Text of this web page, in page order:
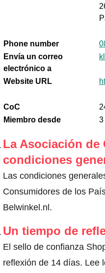
Phone number
Envía un correo
electrónico a
Website URL
CoC
Miembro desde
3
La Asociación de
condiciones
Las condiciones
Consumidores de los
Belwinkel.nl.
Un tiempo de
El sello de confianza
reflexión de 14 días. Lee